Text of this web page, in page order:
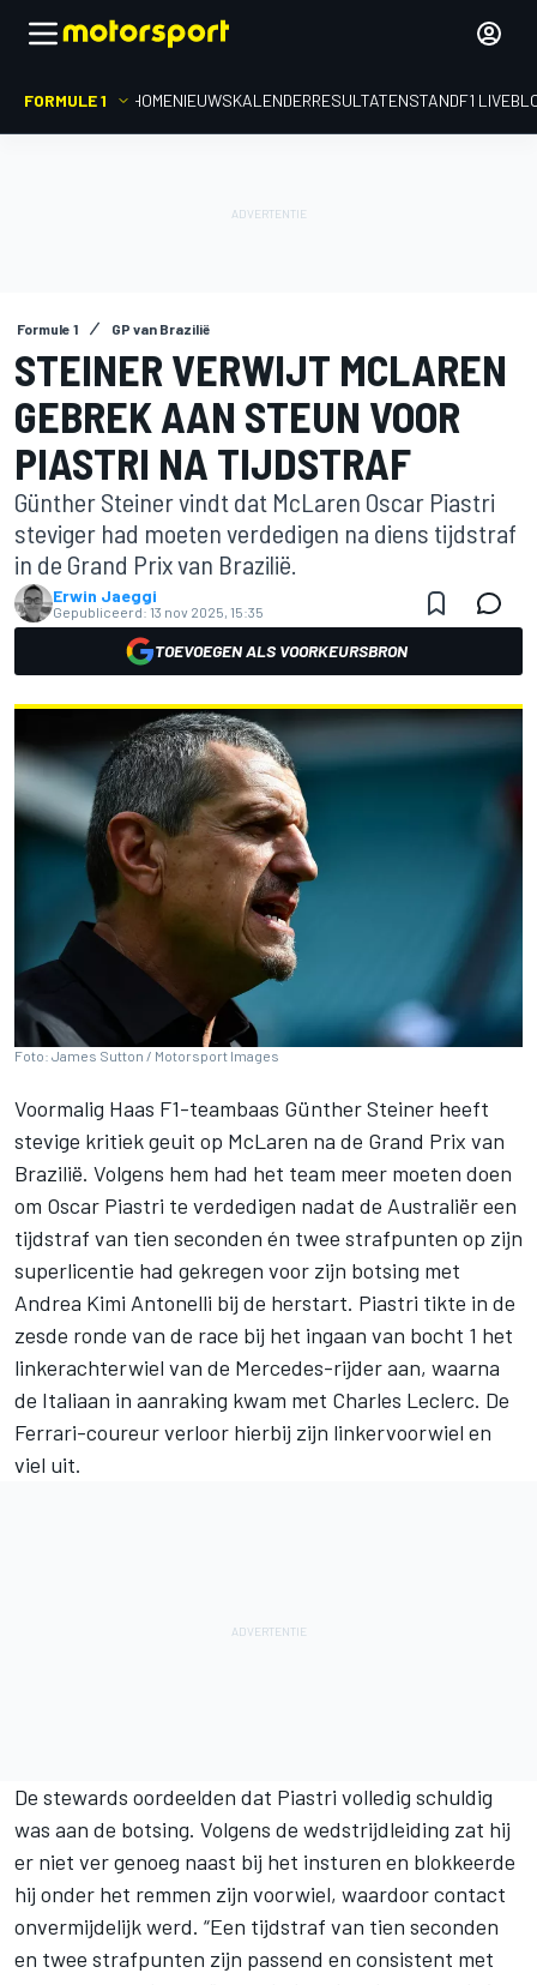
FORMULE 1 HOMENIEUWSKALENDERRESULTATENSTANDF1
Formule 1 GP van Brazilië
STEINER VERWIJT MCLAREN
GEBREK AAN STEUN VOOR
PIASTRI NA TIJDSTRAF
Günther Steiner vindt dat McLaren Oscar Piastri
steviger had moeten verdedigen na diens tijdstraf
in de Grand Prix van Brazilië.
Erwin Jaeggi
Gepubliceerd: 13 nov 2025, 15:35
TOEVOEGEN ALS VOORKEURSBRON
Foto: James Sutton / Motorsport Images
Voormalig Haas F1-teambaas Günther Steiner heeft
stevige kritiek geuit op McLaren na de Grand Prix van
Brazilië. Volgens hem had het team meer moeten doen
om Oscar Piastri te verdedigen nadat de Australiër een
tijdstraf van tien seconden én twee strafpunten op zijn
superlicentie had gekregen voor zijn botsing met
Andrea Kimi Antonelli bij de herstart. Piastri tikte in de
zesde ronde van de race bij het ingaan van bocht 1 het
linkerachterwiel van de Mercedes-rijder aan, waarna
de Italiaan in aanraking kwam met Charles Leclerc. De
Ferrari-coureur verloor hierbij zijn linkervoorwiel en
viel uit.
De stewards oordeelden dat Piastri volledig schuldig
was aan de botsing. Volgens de wedstrijdleiding zat hij
er niet ver genoeg naast bij het insturen en blokkeerde
hij onder het remmen zijn voorwiel, waardoor contact
onvermijdelijk werd. “Een tijdstraf van tien seconden
en twee strafpunten zijn passend en consistent met